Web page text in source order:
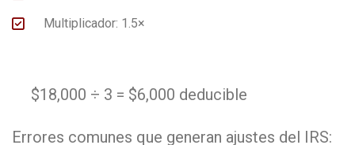
Multiplicador: 1.5×
$18,000 ÷ 3 = $6,000 deducible
Errores comunes que generan ajustes del IRS: